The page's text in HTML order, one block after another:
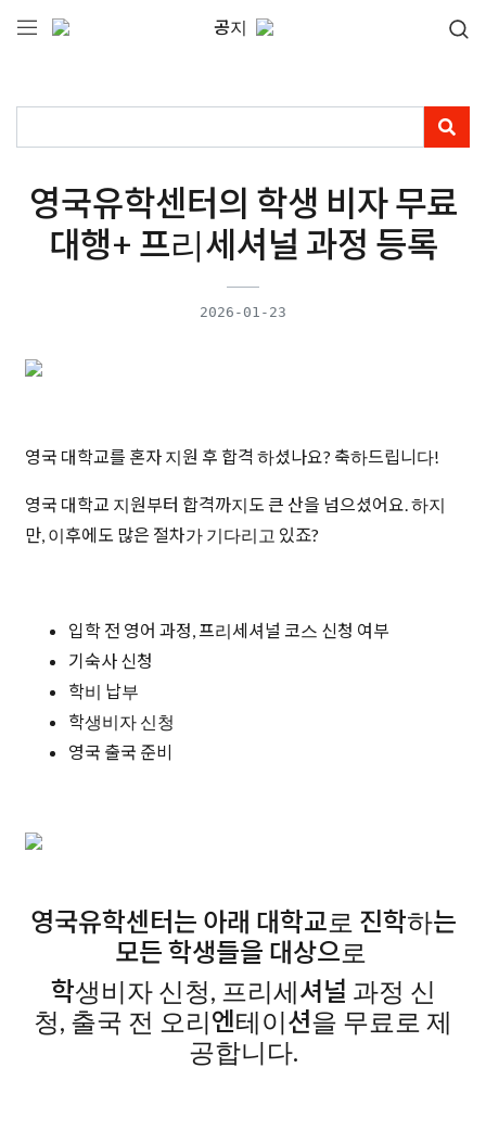
공지
영국유학센터의 학생 비자 무료
대행+ 프리세셔널 과정 등록
2026-01-23
영국 대학교를 혼자 지원 후 합격 하셨나요? 축하드립니다!
영국 대학교 지원부터 합격까지도 큰 산을 넘으셨어요. 하지
만, 이후에도 많은 절차가 기다리고 있죠?
입학 전 영어 과정, 프리세셔널 코스 신청 여부
기숙사 신청
학비 납부
학생비자 신청
영국 출국 준비
영국유학센터는 아래 대학교로 진학하는
모든 학생들을 대상으로
학생비자 신청, 프리세셔널 과정 신
청, 출국 전 오리엔테이션을 무료로 제
공합니다.